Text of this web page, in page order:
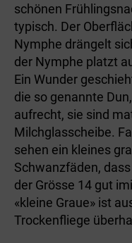
schönen
typisch. Der
Nymphe drängelt
der Nymphe platzt
Ein Wunder
die so genannte
aufrecht, sie sind
Milchglasscheibe.
sehen ein kleines
Schwanzfäden,
der Grösse 14 gut
«kleine Graue» ist
Trockenfliege